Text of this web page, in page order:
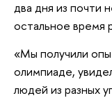
два дня из почти
остальное время
«Мы получили
олимпиаде,
людей из разных